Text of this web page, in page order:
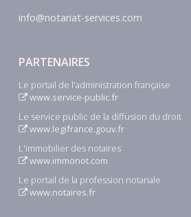
info@notariat-services.com
PARTENAIRES
Le portail de l'administration française
www.service-public.fr
Le service public de la diffusion du droit
www.legifrance.gouv.fr
L'immobilier des notaires
www.immonot.com
Le portail de la profession notariale
www.notaires.fr